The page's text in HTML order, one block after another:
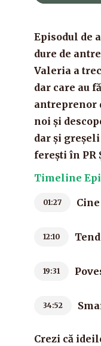
Episodul de
dure de
Valeria a
dar care au
antreprenor
noi și
dar și greșeli
ferești în PR
Timeline
01:27
12:10
19:31
34:52
Crezi că